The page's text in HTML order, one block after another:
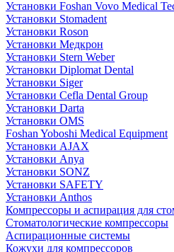
Установки Foshan Vovo Medical
Установки Stomadent
Установки Roson
Установки Медкрон
Установки Stern Weber
Установки Diplomat Dental
Установки Siger
Установки Cefla Dental Group
Установки Darta
Установки OMS
Foshan Yoboshi Medical Equipment
Установки AJAX
Установки Anya
Установки SONZ
Установки SAFETY
Установки Anthos
Компрессоры и аспирация для
Стоматологические компрессоры
Аспирационные системы
Кожухи для компрессоров